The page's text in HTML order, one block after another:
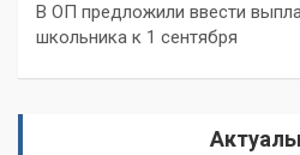
В ОП предложили ввести
школьника к 1 сентября